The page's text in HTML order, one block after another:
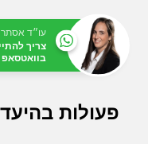
עו״ד אסתר
צריך
בוואטסאפ
פעולות